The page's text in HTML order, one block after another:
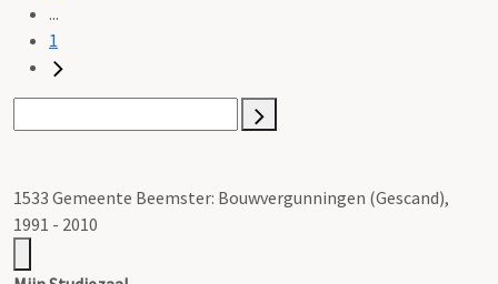
...
1
1533 Gemeente Beemster: Bouwvergunningen (Gescand),
1991 - 2010